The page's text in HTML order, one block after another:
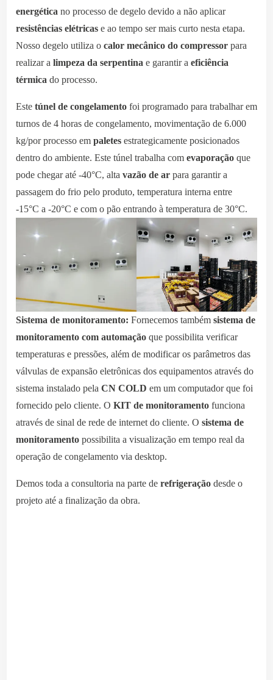
energética no processo de degelo devido a não aplicar
resistências elétricase ao tempo ser mais curto nesta etapa.
Nosso degelo utiliza o calor mecânico do compressorpara
realizar a limpeza da serpentina e garantir a eficiência
térmica do processo.
Este túnel de congelamentofoi programado para trabalhar em
turnos de 4 horas de congelamento, movimentação de 6.000
kg/por processo em paletesestrategicamente posicionados
dentro do ambiente. Este túnel trabalha com evaporaçãoque
pode chegar até -40°C, alta vazão de arpara garantir a
passagem do frio pelo produto, temperatura interna entre
-15°C a -20°C e com o pão entrando à temperatura de 30°C.
Sistema de monitoramento: Fornecemos tambémsistema de
monitoramento com automaçãoque possibilita verificar
temperaturas e pressões, além de modificar os parâmetros das
válvulas de expansão eletrônicas dos equipamentos através do
sistema instalado pela CN COLD em um computador que foi
fornecido pelo cliente. O KIT de monitoramentofunciona
através de sinal de rede de internet do cliente. O sistema de
monitoramentopossibilita a visualização em tempo real da
operação de congelamento via desktop.
Demos toda a consultoria na parte de refrigeraçãodesde o
projeto até a finalização da obra.